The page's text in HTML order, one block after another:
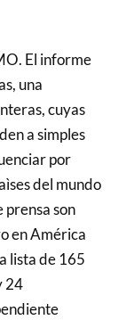
El informe
una
cuyas
a simples
por
del mundo
son
en América
lista de 165
24